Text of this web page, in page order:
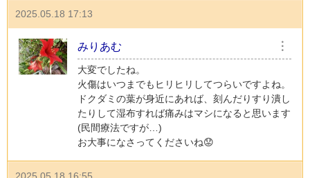
2025.05.18 17:13
みりあむ ︙
大変でしたね。
火傷はいつまでもヒリヒリしてつらいですよね。
ドクダミの葉が身近にあれば、刻んだりすり潰し
たりして湿布すれば痛みはマシになると思います
(民間療法ですが…)
お大事になさってくださいね😟
2025.05.18 16:55